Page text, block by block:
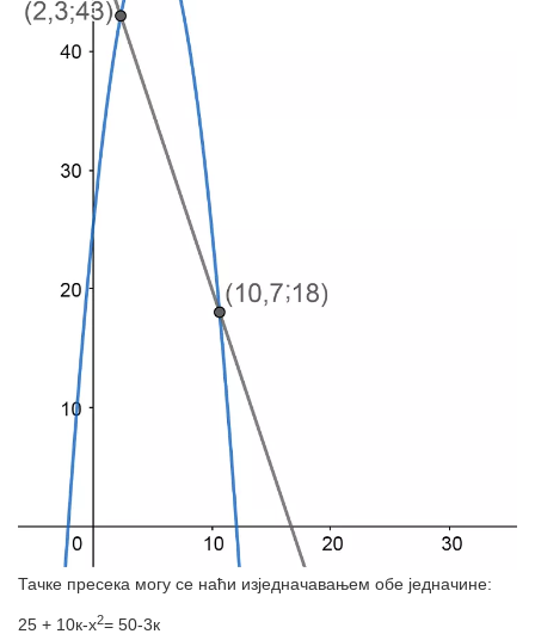
Тачке пресека могу се наћи изједначавањем обе једначине:
25 + 10к-х2= 50-3к